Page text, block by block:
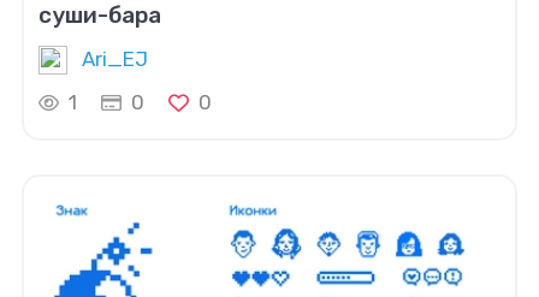
суши-бара
Ari_EJ
1
0 0